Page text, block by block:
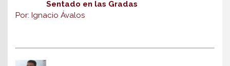
Sentado en las Gradas
Por: Ignacio Ávalos